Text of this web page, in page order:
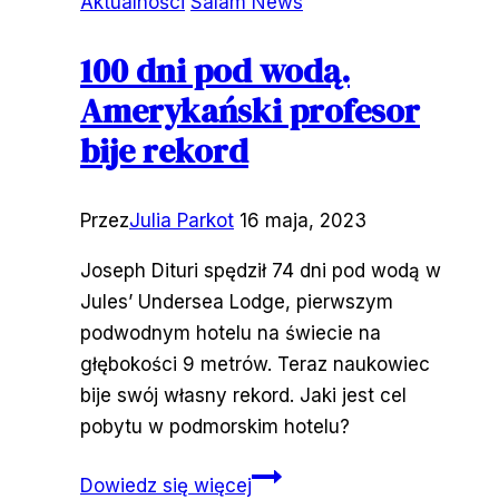
100 dni pod wodą.
Amerykański profesor
bije rekord
PrzezJulia Parkot 16 maja, 2023
Joseph Dituri spędził 74 dni pod wodą w
Jules’ Undersea Lodge, pierwszym
podwodnym hotelu na świecie na
głębokości 9 metrów. Teraz naukowiec
bije swój własny rekord. Jaki jest cel
pobytu w podmorskim hotelu?
Dowiedz się więcej100